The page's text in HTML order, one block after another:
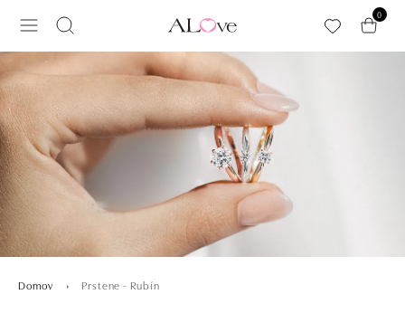
0
Domov Prstene - Rubín